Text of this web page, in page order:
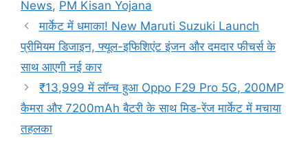
News, PM Kisan Yojana
मार्केट में धमाका! New Maruti Suzuki Launch
प्रीमियम डिजाइन, फ्यूल-इफिशिएंट इंजन और दमदार फीचर्स के
साथ आएगी नई कार
₹13,999 में लॉन्च हुआ Oppo F29 Pro 5G, 200MP
कैमरा और 7200mAh बैटरी के साथ मिड-रेंज मार्केट में मचाया
तहलका